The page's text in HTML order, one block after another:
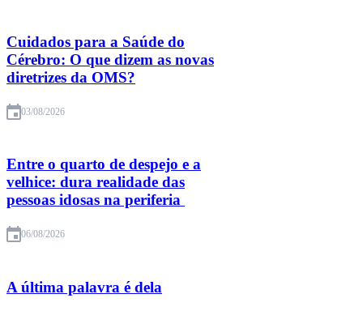
Cuidados para a Saúde do
Cérebro: O que dizem as novas
diretrizes da OMS?
03/08/2026
Entre o quarto de despejo e a
velhice: dura realidade das
pessoas idosas na periferia
06/08/2026
A última palavra é dela